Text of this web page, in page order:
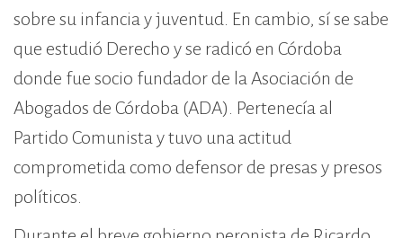
sobre su infancia y juventud. En cambio, sí se sabe
que estudió Derecho y se radicó en Córdoba
donde fue socio fundador de la Asociación de
Abogados de Córdoba (ADA). Pertenecía al
Partido Comunista y tuvo una actitud
comprometida como defensor de presas y presos
políticos.